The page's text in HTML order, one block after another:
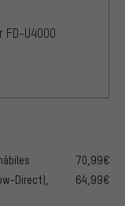
FD-U4000
70,99€
Direct),
64,99€